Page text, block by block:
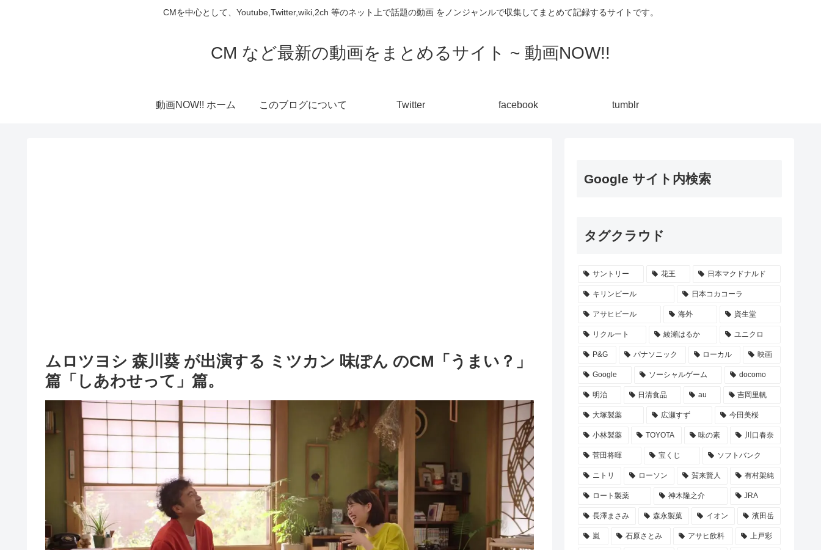
CMを中心として、Youtube,Twitter,wiki,2ch 等のネット上で話題の動画 をノンジャンルで収集してまとめて記録するサイトです。
CM など最新の動画をまとめるサイト ~ 動画NOW!!
動画NOW!! ホーム このブログについて Twitter facebook tumblr
ムロツヨシ 森川葵 が出演する ミツカン 味ぽん のCM「うまい？」
篇「しあわせって」篇。
Google サイト内検索
タグクラウド
サントリー 花王 日本マクドナルド
キリンビール 日本コカコーラ
アサヒビール 海外 資生堂
リクルート 綾瀬はるか ユニクロ
P&G パナソニック ローカル 映画
Google ソーシャルゲーム docomo
明治 日清食品 au 吉岡里帆
大塚製薬 広瀬すず 今田美桜
小林製薬 TOYOTA 味の素 川口春奈
菅田将暉 宝くじ ソフトバンク
ニトリ ローソン 賀来賢人 有村架純
ロート製薬 神木隆之介 JRA
長澤まさみ 森永製菓 イオン 濱田岳
嵐 石原さとみ アサヒ飲料 上戸彩